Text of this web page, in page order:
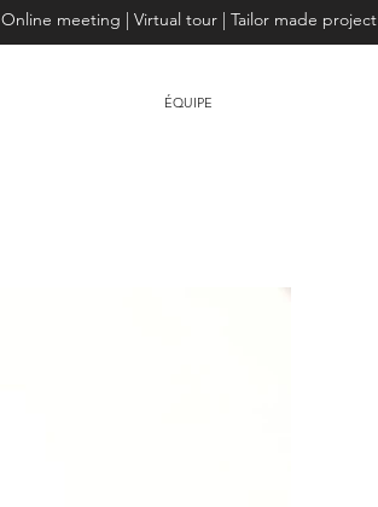
Online meeting | Virtual tour | Tailor made project
ÉQUIPE